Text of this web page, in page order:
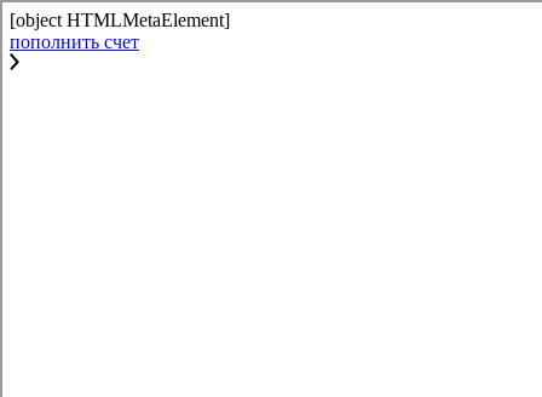
[object HTMLMetaElement]
пополнить счет